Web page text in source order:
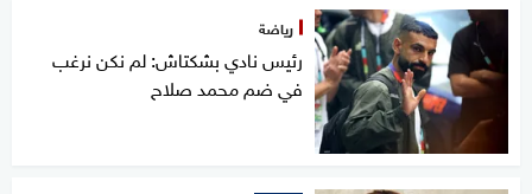
رياضة
رئيس نادي بشكتاش: لم نكن نرغب
في ضم محمد صلاح